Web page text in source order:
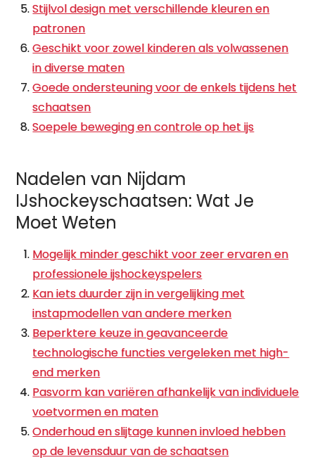
Stijlvol design met verschillende kleuren en
patronen
Geschikt voor zowel kinderen als volwassenen
in diverse maten
Goede ondersteuning voor de enkels tijdens het
schaatsen
Soepele beweging en controle op het ijs
Nadelen van Nijdam
IJshockeyschaatsen: Wat Je
Moet Weten
Mogelijk minder geschikt voor zeer ervaren en
professionele ijshockeyspelers
Kan iets duurder zijn in vergelijking met
instapmodellen van andere merken
Beperktere keuze in geavanceerde
technologische functies vergeleken met high-
end merken
Pasvorm kan variëren afhankelijk van individuele
voetvormen en maten
Onderhoud en slijtage kunnen invloed hebben
op de levensduur van de schaatsen